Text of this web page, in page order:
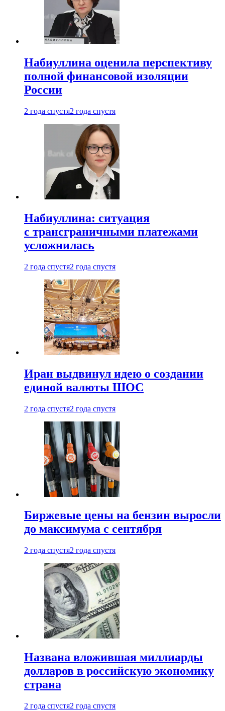
Набиуллина оценила перспективу
полной финансовой изоляции
России
2 года спустя2 года спустя
Набиуллина: ситуация
с трансграничными платежами
усложнилась
2 года спустя2 года спустя
Иран выдвинул идею о создании
единой валюты ШОС
2 года спустя2 года спустя
Биржевые цены на бензин выросли
до максимума с сентября
2 года спустя2 года спустя
Названа вложившая миллиарды
долларов в российскую экономику
страна
2 года спустя2 года спустя